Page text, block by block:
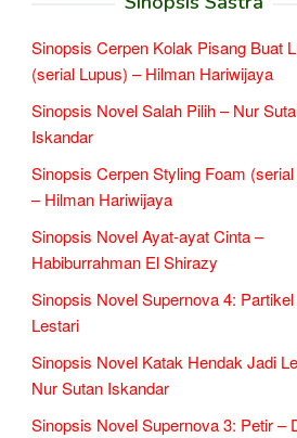
Sinopsis Cerpen Kolak Pisang Buat
(serial Lupus) – Hilman Hariwijaya
Sinopsis Novel Salah Pilih – Nur
Iskandar
Sinopsis Cerpen Styling Foam
– Hilman Hariwijaya
Sinopsis Novel Ayat-ayat Cinta –
Habiburrahman El Shirazy
Sinopsis Novel Supernova 4:
Lestari
Sinopsis Novel Katak Hendak Jadi
Nur Sutan Iskandar
Sinopsis Novel Supernova 3: Petir –